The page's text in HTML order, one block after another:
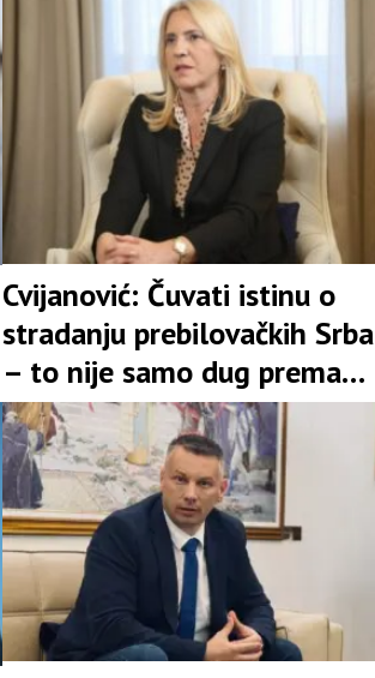
Cvijanović: Čuvati istinu o
stradanju prebilovačkih Srba
– to nije samo dug prema
prošlosti